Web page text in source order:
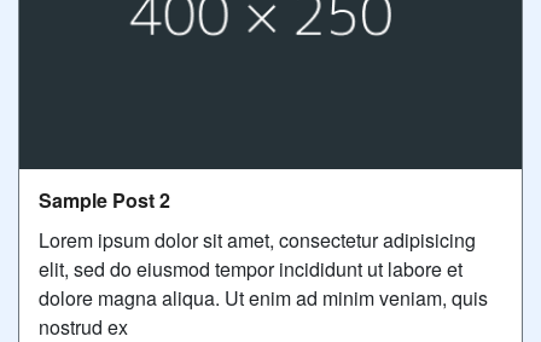
Sample Post 2
Lorem ipsum dolor sit amet, consectetur adipisicing
elit, sed do eiusmod tempor incididunt ut labore et
dolore magna aliqua. Ut enim ad minim veniam, quis
nostrud ex